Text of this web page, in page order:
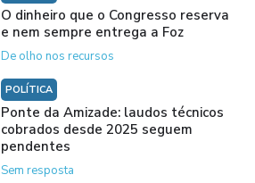
O dinheiro que o Congresso reserva
e nem sempre entrega a Foz
De olho nos recursos
POLÍTICA
Ponte da Amizade: laudos técnicos
cobrados desde 2025 seguem
pendentes
Sem resposta